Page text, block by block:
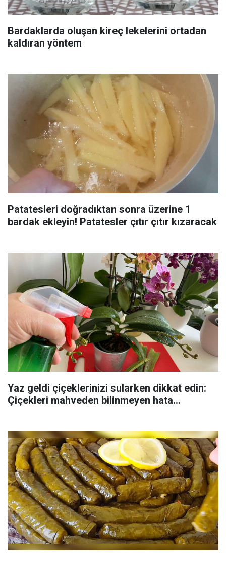
Bardaklarda oluşan kireç lekelerini ortadan
kaldıran yöntem
Patatesleri doğradıktan sonra üzerine 1
bardak ekleyin! Patatesler çıtır çıtır kızaracak
Yaz geldi çiçeklerinizi sularken dikkat edin:
Çiçekleri mahveden bilinmeyen hata...